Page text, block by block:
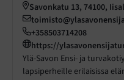
Savonkatu 13, 74100,
+358503714208
https://
Ylä-Savon Ensi- ja
lapsiperheille erilaisissa